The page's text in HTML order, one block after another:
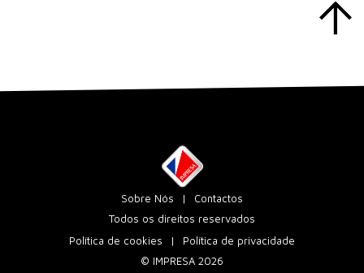
Sobre Nós
Contactos
Todos os direitos reservados
Política de cookies
Política de privacidade
© IMPRESA 2026